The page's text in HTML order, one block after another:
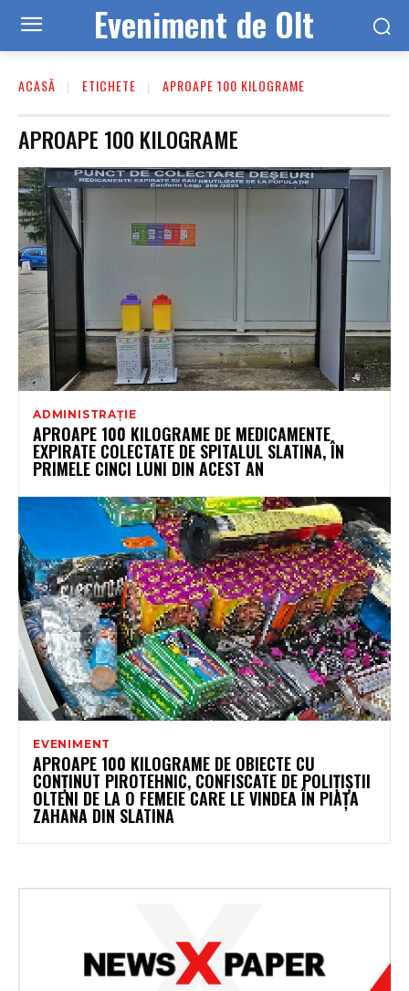
Eveniment de Olt
ACASĂ ETICHETE APROAPE 100 KILOGRAME
APROAPE 100 KILOGRAME
ADMINISTRAȚIE
APROAPE 100 KILOGRAME DE MEDICAMENTE
EXPIRATE COLECTATE DE SPITALUL SLATINA, ÎN
PRIMELE CINCI LUNI DIN ACEST AN
EVENIMENT
APROAPE 100 KILOGRAME DE OBIECTE CU
CONȚINUT PIROTEHNIC, CONFISCATE DE POLIȚIȘTII
OLTENI DE LA O FEMEIE CARE LE VINDEA ÎN PIAȚA
ZAHANA DIN SLATINA